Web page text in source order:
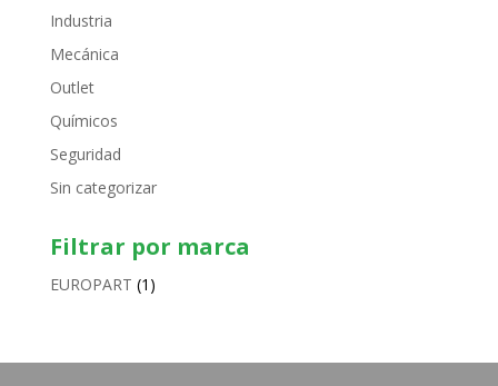
Industria
Mecánica
Outlet
Químicos
Seguridad
Sin categorizar
Filtrar por marca
EUROPART (1)